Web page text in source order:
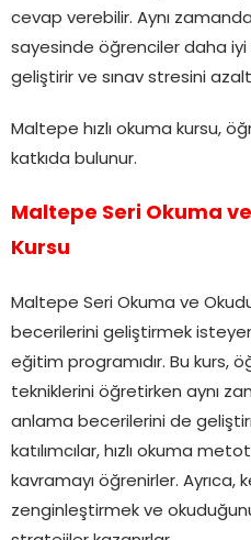
cevap verebilir. Aynı
sayesinde öğrenciler daha
geliştirir ve sınav stresini
Maltepe hızlı okuma kursu,
katkıda bulunur.
Maltepe Seri Okuma
Kursu
Maltepe Seri Okuma ve
becerilerini geliştirmek
eğitim programıdır. Bu kurs,
tekniklerini öğretirken aynı
anlama becerilerini de
katılımcılar, hızlı okuma
kavramayı öğrenirler. Ayrıca,
zenginleştirmek ve